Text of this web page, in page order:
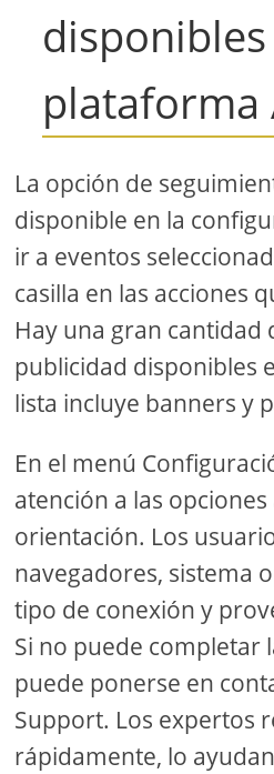
plataforma
La opción de
disponible en la
ir a eventos
casilla en las acciones
Hay una gran cantidad
publicidad disponibles
lista incluye banners y
En el menú
atención a las
orientación. Los
navegadores, sistema
tipo de conexión y
Si no puede completar
puede ponerse en
Support. Los expertos
rápidamente, lo